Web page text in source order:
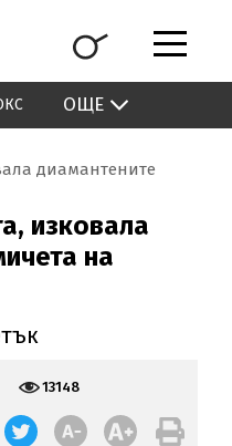
ОЩЕ
диамантените
изковала
на
13148